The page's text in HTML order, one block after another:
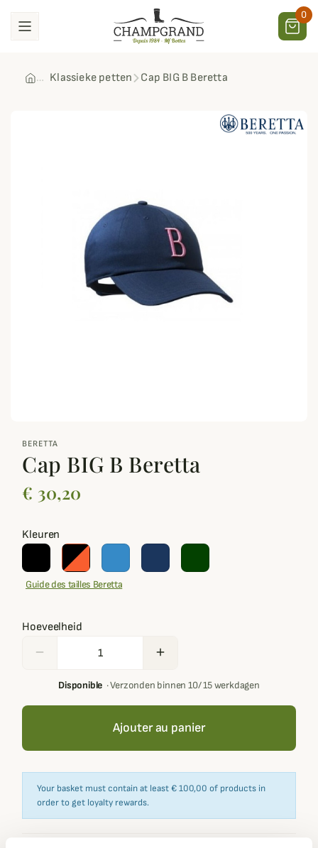
0
Klassieke petten Cap BIG B Beretta
BERETTA
Cap BIG B Beretta
€ 30,20
Kleuren
Guide des tailles Beretta
Hoeveelheid
remove add
Disponible ·Verzonden binnen 10/ 15 werkdagen
Ajouter au panier
Your basket must contain at least € 100,00 of products in
order to get loyalty rewards.